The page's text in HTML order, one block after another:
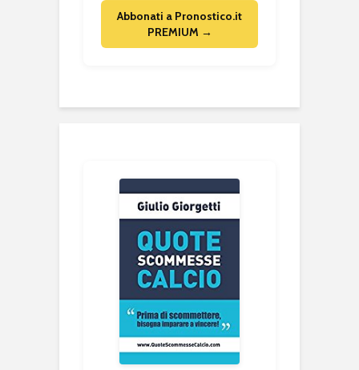
Abbonati a Pronostico.it
PREMIUM →